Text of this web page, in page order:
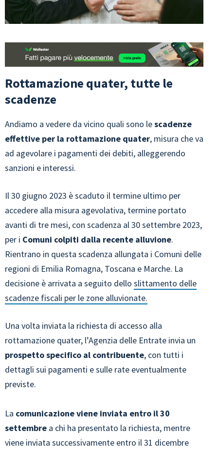
Rottamazione quater, tutte le
scadenze
Andiamo a vedere da vicino quali sono lescadenze
effettive per la rottamazione quater, misura che va
ad agevolare i pagamenti dei debiti, alleggerendo
sanzioni e interessi.
Il 30 giugno 2023 è scaduto il termine ultimo per
accedere alla misura agevolativa, termine portato
avanti di tre mesi, con scadenza al 30 settembre 2023,
per i Comuni colpiti dalla recente alluvione.
Rientrano in questa scadenza allungata i Comuni delle
regioni di Emilia Romagna, Toscana e Marche. La
decisione è arrivata a seguito dello slittamento delle
scadenze fiscali per le zone alluvionate.
Una volta inviata la richiesta di accesso alla
rottamazione quater, l’Agenzia delle Entrate invia un
prospetto specifico al contribuente, con tutti i
dettagli sui pagamenti e sulle rate eventualmente
previste.
La comunicazione viene inviata entro il 30
settembre a chi ha presentato la richiesta, mentre
viene inviata successivamente entro il 31 dicembre